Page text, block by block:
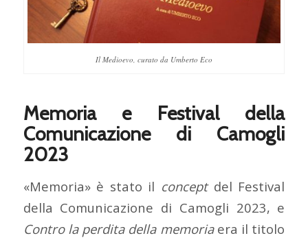
Il Medioevo, curato da Umberto Eco
Memoria e Festival della
Comunicazione di Camogli
2023
«Memoria» è stato il conceptdel Festival
della Comunicazione di Camogli 2023, e
Contro la perdita della memoriaera il titolo